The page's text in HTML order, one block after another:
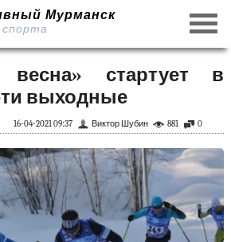
Мурманск
весна» стартует в
выходные
0
881
Виктор Шубин
16-04-2021 09:37